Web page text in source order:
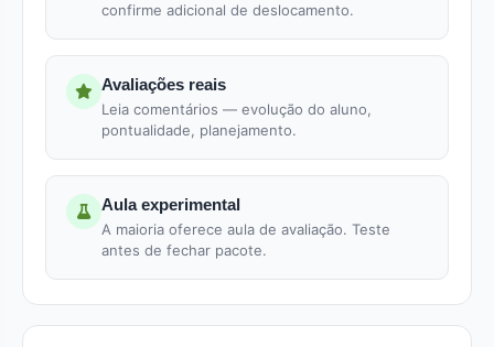
confirme adicional de deslocamento.
Avaliações reais
Leia comentários — evolução do aluno,
pontualidade, planejamento.
Aula experimental
A maioria oferece aula de avaliação. Teste
antes de fechar pacote.